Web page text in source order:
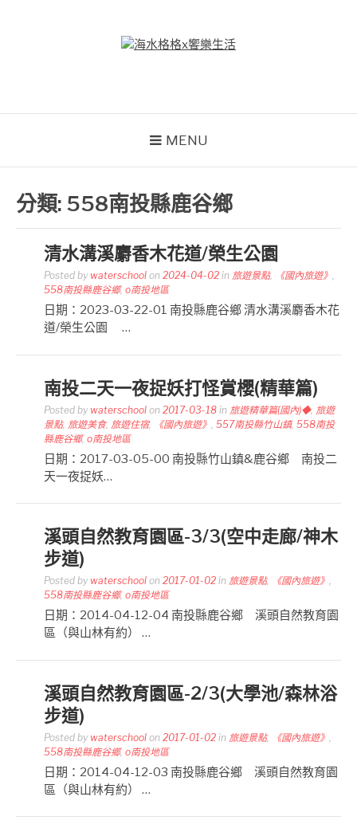
MENU
分類: 558南投縣鹿谷鄉
清水溝溪麝香木花道/榮生公園
Posted by waterschool on 2024-04-02 in 旅遊景點, 《國內旅遊》 ,
558南投縣鹿谷鄉, o南投地區
日期：2023-03-22-01 南投縣鹿谷鄉 清水溝溪麝香木花
道/榮生公園 …
南投二天一夜捉妖打怪賞櫻(精華篇)
Posted by waterschool on 2017-03-18 in 旅遊精華篇(國內)◆, 旅遊
景點, 旅遊美食, 旅遊住宿, 《國內旅遊》 557南投縣竹山鎮, 558南投
縣鹿谷鄉, o南投地區
日期：2017-03-05-00 南投縣竹山鎮&鹿谷鄉 南投二
天一夜捉妖…
溪頭自然教育園區-3/3(空中走廊/神木
步道)
Posted by waterschool on 2017-01-02 in 旅遊景點, 《國內旅遊》 ,
558南投縣鹿谷鄉, o南投地區
日期：2014-04-12-04 南投縣鹿谷鄉 溪頭自然教育園
區（與山林有約） …
溪頭自然教育園區-2/3(大學池/森林浴
步道)
Posted by waterschool on 2017-01-02 in 旅遊景點, 《國內旅遊》
558南投縣鹿谷鄉, o南投地區
日期：2014-04-12-03 南投縣鹿谷鄉 溪頭自然教育園
區（與山林有約） …